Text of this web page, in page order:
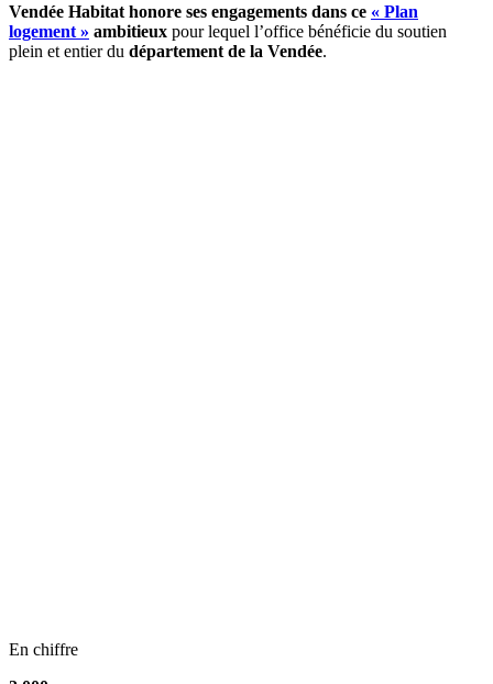
Vendée Habitat honore ses engagements dans ce « Plan
logement » ambitieux pour lequel l’office bénéficie du soutien
plein et entier du département de la Vendée.
En chiffre